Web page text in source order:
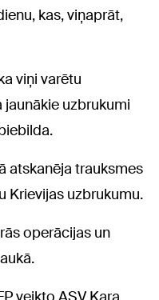
kas, viņaprāt,
viņi varētu
uzbrukumi
atskanēja trauksmes
Krievijas uzbrukumu.
operācijas un